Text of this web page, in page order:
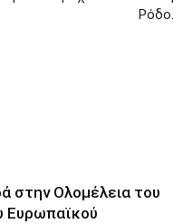
Ρόδο.
στην Ολομέλεια του
Ευρωπαϊκού